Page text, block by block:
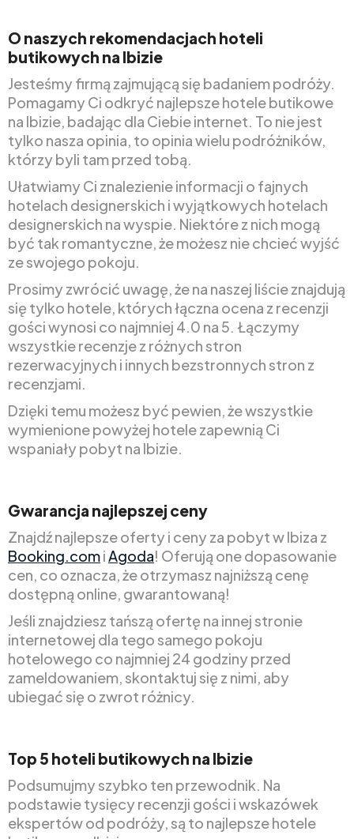
O naszych rekomendacjach hoteli
butikowych na Ibizie
Jesteśmy firmą zajmującą się badaniem podróży.
Pomagamy Ci odkryć najlepsze hotele butikowe
na Ibizie, badając dla Ciebie internet. To nie jest
tylko nasza opinia, to opinia wielu podróżników,
którzy byli tam przed tobą.
Ułatwiamy Ci znalezienie informacji o fajnych
hotelach designerskich i wyjątkowych hotelach
designerskich na wyspie. Niektóre z nich mogą
być tak romantyczne, że możesz nie chcieć wyjść
ze swojego pokoju.
Prosimy zwrócić uwagę, że na naszej liście znajdują
się tylko hotele, których łączna ocena z recenzji
gości wynosi co najmniej 4.0 na 5. Łączymy
wszystkie recenzje z różnych stron
rezerwacyjnych i innych bezstronnych stron z
recenzjami.
Dzięki temu możesz być pewien, że wszystkie
wymienione powyżej hotele zapewnią Ci
wspaniały pobyt na Ibizie.
Gwarancja najlepszej ceny
Znajdź najlepsze oferty i ceny za pobyt w Ibiza z
Booking.comiAgoda! Oferują one dopasowanie
cen, co oznacza, że otrzymasz najniższą cenę
dostępną online, gwarantowaną!
Jeśli znajdziesz tańszą ofertę na innej stronie
internetowej dla tego samego pokoju
hotelowego co najmniej 24 godziny przed
zameldowaniem, skontaktuj się z nimi, aby
ubiegać się o zwrot różnicy.
Top 5 hoteli butikowych na Ibizie
Podsumujmy szybko ten przewodnik. Na
podstawie tysięcy recenzji gości i wskazówek
ekspertów od podróży, są to najlepsze hotele